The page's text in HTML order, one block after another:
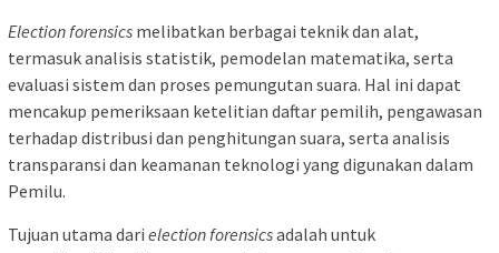
Election forensics melibatkan berbagai teknik dan alat,
termasuk analisis statistik, pemodelan matematika, serta
evaluasi sistem dan proses pemungutan suara. Hal ini dapat
mencakup pemeriksaan ketelitian daftar pemilih, pengawasan
terhadap distribusi dan penghitungan suara, serta analisis
transparansi dan keamanan teknologi yang digunakan dalam
Pemilu.
Tujuan utama dari election forensicsadalah untuk